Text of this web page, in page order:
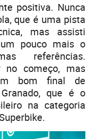
positiva. Nunca
que é uma pista
mas assisti
pouco mais o
referências.
no começo, mas
bom final de
que é o
na categoria